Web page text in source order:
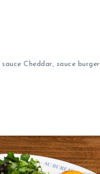
Cheddar, sauce burger